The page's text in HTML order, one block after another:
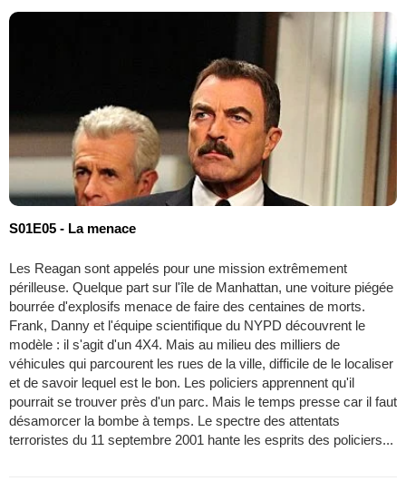
S01E05 - La menace
Les Reagan sont appelés pour une mission extrêmement
périlleuse. Quelque part sur l'île de Manhattan, une voiture piégée
bourrée d'explosifs menace de faire des centaines de morts.
Frank, Danny et l'équipe scientifique du NYPD découvrent le
modèle : il s'agit d'un 4X4. Mais au milieu des milliers de
véhicules qui parcourent les rues de la ville, difficile de le localiser
et de savoir lequel est le bon. Les policiers apprennent qu'il
pourrait se trouver près d'un parc. Mais le temps presse car il faut
désamorcer la bombe à temps. Le spectre des attentats
terroristes du 11 septembre 2001 hante les esprits des policiers...